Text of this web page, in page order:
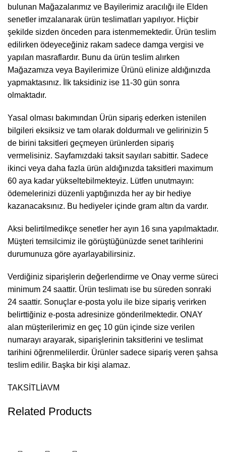
bulunan Mağazalarımız ve Bayilerimiz aracılığı ile Elden
senetler imzalanarak ürün teslimatları yapılıyor. Hiçbir
şekilde sizden önceden para istenmemektedir. Ürün teslim
edilirken ödeyeceğiniz rakam sadece damga vergisi ve
yapılan masraflardır. Bunu da ürün teslim alırken
Mağazamıza veya Bayilerimize Ürünü elinize aldığınızda
yapmaktasınız. İlk taksidiniz ise 11-30 gün sonra
olmaktadır.
Yasal olması bakımından Ürün sipariş ederken istenilen
bilgileri eksiksiz ve tam olarak doldurmalı ve gelirinizin 5
de birini taksitleri geçmeyen ürünlerden sipariş
vermelisiniz. Sayfamızdaki taksit sayıları sabittir. Sadece
ikinci veya daha fazla ürün aldığınızda taksitleri maximum
60 aya kadar yükseltebilmekteyiz. Lütfen unutmayın:
ödemelerinizi düzenli yaptığınızda her ay bir hediye
kazanacaksınız. Bu hediyeler içinde gram altın da vardır.
Aksi belirtilmedikçe senetler her ayın 16 sına yapılmaktadır.
Müşteri temsilcimiz ile görüştüğünüzde senet tarihlerini
durumunuza göre ayarlayabilirsiniz.
Verdiğiniz siparişlerin değerlendirme ve Onay verme süreci
minimum 24 saattir. Ürün teslimatı ise bu süreden sonraki
24 saattir. Sonuçlar e-posta yolu ile bize sipariş verirken
belirttiğiniz e-posta adresinize gönderilmektedir. ONAY
alan müşterilerimiz en geç 10 gün içinde size verilen
numarayı arayarak, siparişlerinin taksitlerini ve teslimat
tarihini öğrenmelilerdir. Ürünler sadece sipariş veren şahsa
teslim edilir. Başka bir kişi alamaz.
TAKSİTLİAVM
Related Products